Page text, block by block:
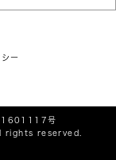
号
rights reserved.